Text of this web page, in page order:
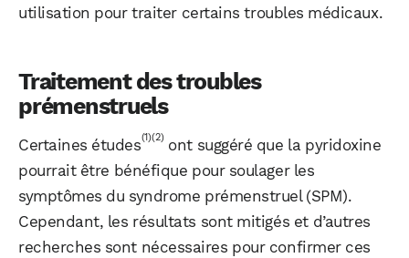
utilisation pour traiter certains troubles médicaux.
Traitement des troubles
prémenstruels
Certaines études(1)(2) ont suggéré que la pyridoxine
pourrait être bénéfique pour soulager les
symptômes du syndrome prémenstruel (SPM).
Cependant, les résultats sont mitigés et d’autres
recherches sont nécessaires pour confirmer ces